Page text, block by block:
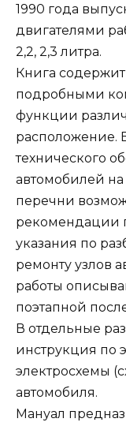
1990 года
двигателями
2,2, 2,3 литра.
Книга
подробными
функции
расположение.
технического
автомобилей на
перечни
рекомендации
указания по
ремонту узлов
работы
поэтапной
В отдельные
инструкция по
электросхемы
автомобиля.
Мануал